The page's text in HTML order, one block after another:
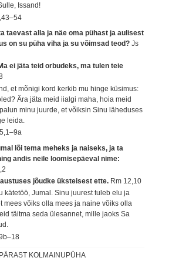
Issand!
taevast alla ja näe oma pühast ja aulisest
on su püha viha ja su võimsad teod?Js
ei jäta teid orbudeks, ma tulen teie
et mõnigi kord kerkib mu hinge küsimus:
Ära jäta meid iialgi maha, hoia meid
minu juurde, et võiksin Sinu läheduses
leida.
lõi tema meheks ja naiseks, ja ta
andis neile loomisepäeval nime:
jõudke üksteisest ette. Rm 12,10
kätetöö, Jumal. Sinu juurest tuleb elu ja
mees võiks olla mees ja naine võiks olla
täitma seda ülesannet, mille jaoks Sa
KOLMAINUPÜHA